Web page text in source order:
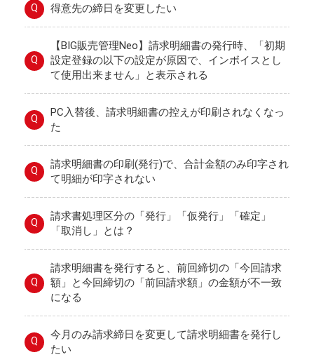
Q 得意先の締日を変更したい
Q
【BIG販売管理Neo】請求明細書の発行時、「初期
設定登録の以下の設定が原因で、インボイスとし
て使用出来ません」と表示される
Q
PC入替後、請求明細書の控えが印刷されなくなっ
た
Q
請求明細書の印刷(発行)で、合計金額のみ印字され
て明細が印字されない
Q
請求書処理区分の「発行」「仮発行」「確定」
「取消し」とは？
Q
請求明細書を発行すると、前回締切の「今回請求
額」と今回締切の「前回請求額」の金額が不一致
になる
Q
今月のみ請求締日を変更して請求明細書を発行し
たい